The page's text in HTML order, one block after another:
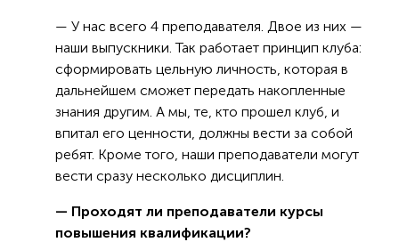
— У нас всего 4 преподавателя. Двое из них —
наши выпускники. Так работает принцип клуба:
сформировать цельную личность, которая в
дальнейшем сможет передать накопленные
знания другим. А мы, те, кто прошел клуб, и
впитал его ценности, должны вести за собой
ребят. Кроме того, наши преподаватели могут
вести сразу несколько дисциплин.
— Проходят ли преподаватели курсы
повышения квалификации?